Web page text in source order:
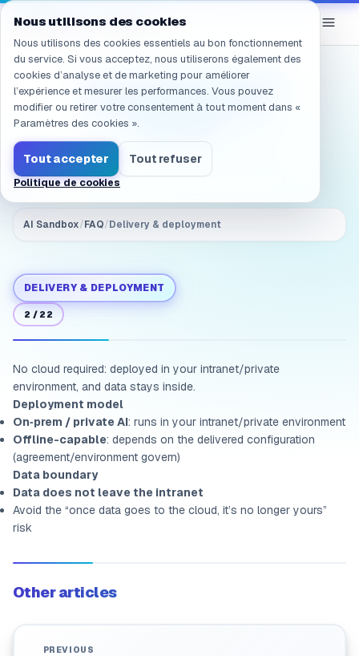
Navigation vers /fr/products/ai-sandbox/faq/
eGroupAI/AI Sandbox
Does it require cloud?
Will data leave the
intranet?
AI Sandbox/FAQ/Delivery & deployment
DELIVERY & DEPLOYMENT
2 / 22
No cloud required: deployed in your intranet/private
environment, and data stays inside.
Deployment model
On‑prem / private AI: runs in your intranet/private environment
Offline-capable: depends on the delivered configuration
(agreement/environment govern)
Data boundary
Data does not leave the intranet
Avoid the “once data goes to the cloud, it’s no longer yours”
risk
Other articles
PREVIOUS
Nous utilisons des cookies
Nous utilisons des cookies essentiels au bon fonctionnement
du service. Si vous acceptez, nous utiliserons également des
cookies d’analyse et de marketing pour améliorer
l’expérience et mesurer les performances. Vous pouvez
modifier ou retirer votre consentement à tout moment dans «
Paramètres des cookies ».
Tout accepter Tout refuser
Politique de cookies